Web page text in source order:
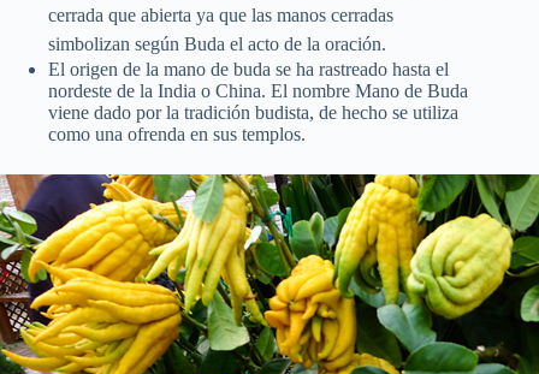
cerrada que abierta ya que las manos cerradas
simbolizan según Buda el acto de la oración.
El origen de la mano de buda se ha rastreado hasta el
nordeste de la India o China. El nombre Mano de Buda
viene dado por la tradición budista, de hecho se utiliza
como una ofrenda en sus templos.